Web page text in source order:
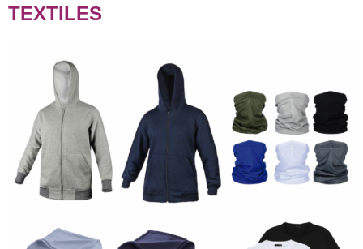
TEXTILES